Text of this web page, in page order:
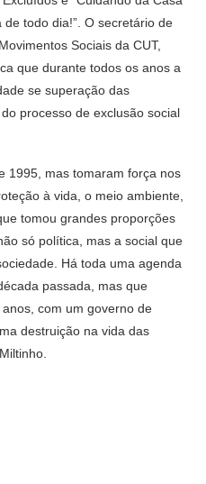
todo dia!”. O secretário de
Sociais da CUT,
que durante todos os anos a
se superação das
processo de exclusão social
1995, mas tomaram força nos
à vida, o meio ambiente,
tomou grandes proporções
só política, mas a social que
Há toda uma agenda
passada, mas que
com um governo de
destruição na vida das